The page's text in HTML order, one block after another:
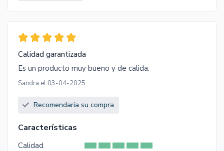
Calidad garantizada
Es un producto muy bueno y de calida.
Sandra el 03-04-2025
Recomendaría su compra
Características
Calidad